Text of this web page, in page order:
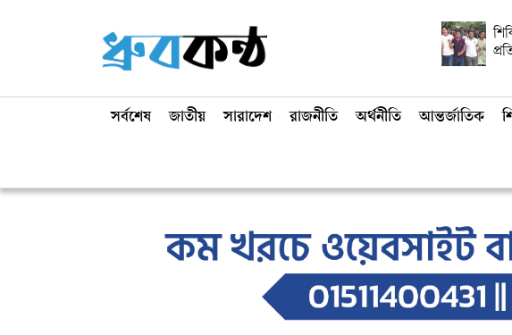
সর্বশেষ জাতীয় সারাদেশ রাজনীতি অর্থনীতি আন্তর্জাতিক